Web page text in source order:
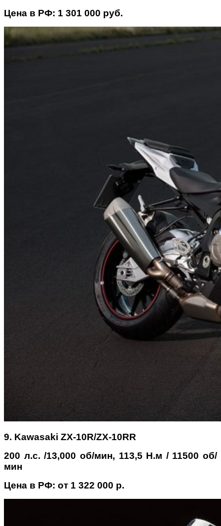
Цена в РФ: 1 301 000 руб.
9. Kawasaki ZX-10R/ZX-10RR
200 л.с. /13,000 об/мин, 113,5 Н.м / 11500 об/
мин
Цена в РФ: от 1 322 000 р.